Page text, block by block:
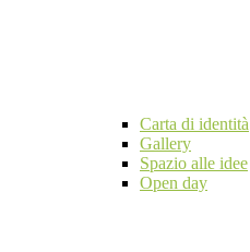
Carta di identità
Gallery
Spazio alle idee
Open day